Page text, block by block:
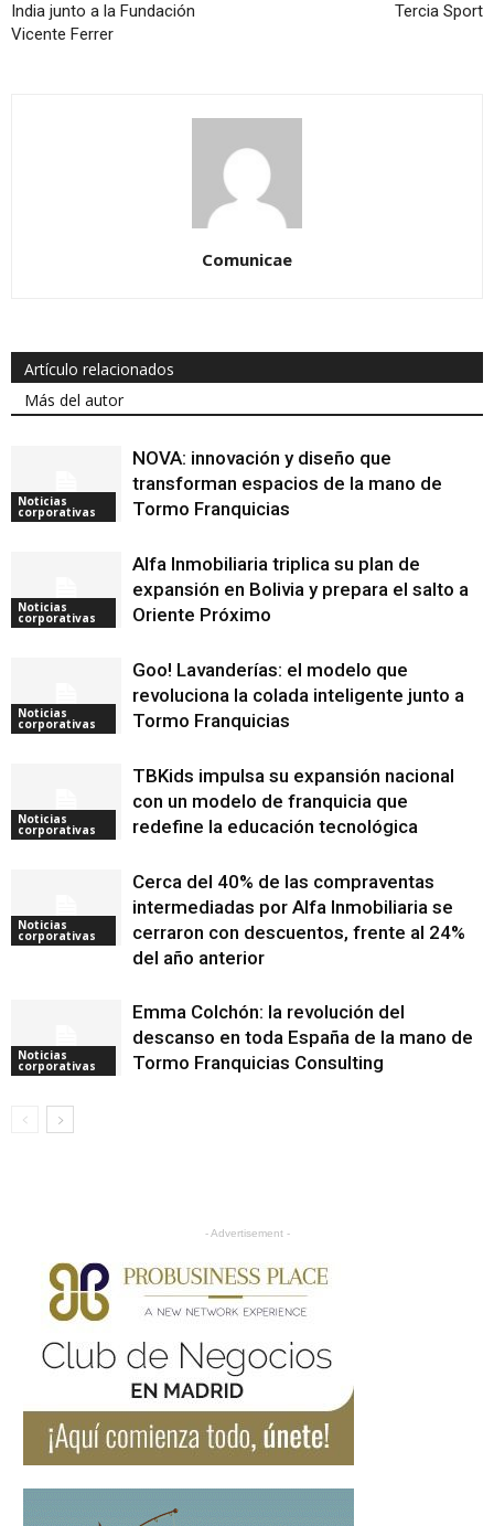
India junto a la Fundación
Vicente Ferrer
Tercia Sport
Comunicae
Artículo relacionados
Más del autor
Noticias
corporativas
NOVA: innovación y diseño que
transforman espacios de la mano de
Tormo Franquicias
Noticias
corporativas
Alfa Inmobiliaria triplica su plan de
expansión en Bolivia y prepara el salto a
Oriente Próximo
Noticias
corporativas
Goo! Lavanderías: el modelo que
revoluciona la colada inteligente junto a
Tormo Franquicias
Noticias
corporativas
TBKids impulsa su expansión nacional
con un modelo de franquicia que
redefine la educación tecnológica
Noticias
corporativas
Cerca del 40% de las compraventas
intermediadas por Alfa Inmobiliaria se
cerraron con descuentos, frente al 24%
del año anterior
Noticias
corporativas
Emma Colchón: la revolución del
descanso en toda España de la mano de
Tormo Franquicias Consulting
- Advertisement -